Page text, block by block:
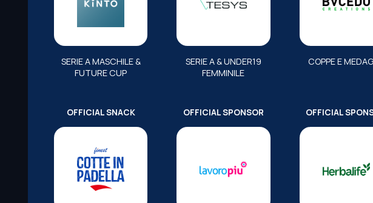
SERIE A MASCHILE &
FUTURE CUP
SERIE A & UNDER19
FEMMINILE
COPPE E
OFFICIAL SNACK OFFICIAL SPONSOR OFFICIAL